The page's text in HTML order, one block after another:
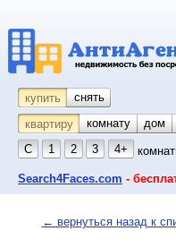
купить снять
квартиру
комнату дом
С
1 2 3 4+
Search4Faces.com -
← вернуться назад к